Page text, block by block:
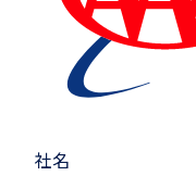
社名